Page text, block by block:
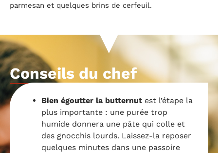
parmesan et quelques brins de cerfeuil.
Conseils du chef
Bien égoutter la butternut est l’étape la
plus importante : une purée trop
humide donnera une pâte qui colle et
des gnocchis lourds. Laissez-la reposer
quelques minutes dans une passoire